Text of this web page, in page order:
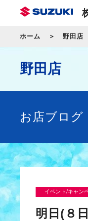
ホーム 野田店
野田店
お店ブログ
イベント/キャン
明日(８